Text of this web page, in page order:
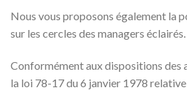
Nous vous proposons également la
sur les cercles des managers éclairés.
Conformément aux dispositions des
la loi 78-17 du 6 janvier 1978